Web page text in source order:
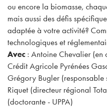
ou encore la biomasse,
mais aussi des défis
adaptée à votre activité?
technologiques et
Avec : Antoine Chevalier (en
Crédit Agricole Pyrénées
Grégory Bugler (responsable
Riquet (directeur régional
(doctorante - UPPA)